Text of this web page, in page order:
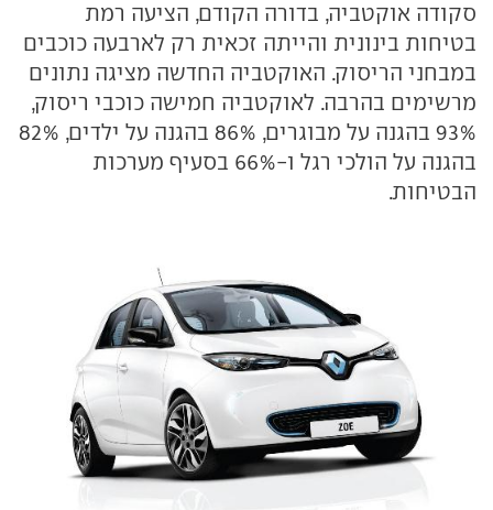
סקודה אוקטביה, בדורה הקודם, הציעה רמת
בטיחות בינונית והייתה זכאית רק לארבעה כוכבים
במבחני הריסוק. האוקטביה החדשה מציגה נתונים
מרשימים בהרבה. לאוקטביה חמישה כוכבי ריסוק,
93% בהגנה על מבוגרים, 86% בהגנה על ילדים, 82%
בהגנה על הולכי רגל ו-66% בסעיף מערכות
הבטיחות.